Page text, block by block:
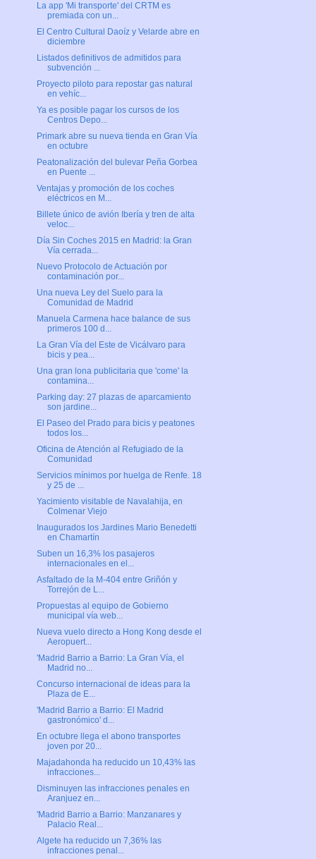
La app 'Mi transporte' del CRTM es
premiada con un...
El Centro Cultural Daoíz y Velarde abre en
diciembre
Listados definitivos de admitidos para
subvención ...
Proyecto piloto para repostar gas natural
en vehíc...
Ya es posible pagar los cursos de los
Centros Depo...
Primark abre su nueva tienda en Gran Vía
en octubre
Peatonalización del bulevar Peña Gorbea
en Puente ...
Ventajas y promoción de los coches
eléctricos en M...
Billete único de avión Ibería y tren de alta
veloc...
Día Sin Coches 2015 en Madrid: la Gran
Vía cerrada...
Nuevo Protocolo de Actuación por
contaminación por...
Una nueva Ley del Suelo para la
Comunidad de Madrid
Manuela Carmena hace balance de sus
primeros 100 d...
La Gran Vía del Este de Vicálvaro para
bicis y pea...
Una gran lona publicitaria que 'come' la
contamina...
Parking day: 27 plazas de aparcamiento
son jardine...
El Paseo del Prado para bicis y peatones
todos los...
Oficina de Atención al Refugiado de la
Comunidad
Servicios mínimos por huelga de Renfe. 18
y 25 de ...
Yacimiento visitable de Navalahija, en
Colmenar Viejo
Inaugurados los Jardines Mario Benedetti
en Chamartín
Suben un 16,3% los pasajeros
internacionales en el...
Asfaltado de la M-404 entre Griñón y
Torrejón de L...
Propuestas al equipo de Gobierno
municipal vía web...
Nueva vuelo directo a Hong Kong desde el
Aeropuert...
'Madrid Barrio a Barrio: La Gran Vía, el
Madrid no...
Concurso internacional de ideas para la
Plaza de E...
'Madrid Barrio a Barrio: El Madrid
gastronómico' d...
En octubre llega el abono transportes
joven por 20...
Majadahonda ha reducido un 10,43% las
infracciones...
Disminuyen las infracciones penales en
Aranjuez en...
'Madrid Barrio a Barrio: Manzanares y
Palacio Real...
Algete ha reducido un 7,36% las
infracciones penal...